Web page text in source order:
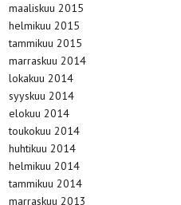
maaliskuu 2015
helmikuu 2015
tammikuu 2015
marraskuu 2014
lokakuu 2014
syyskuu 2014
elokuu 2014
toukokuu 2014
huhtikuu 2014
helmikuu 2014
tammikuu 2014
marraskuu 2013